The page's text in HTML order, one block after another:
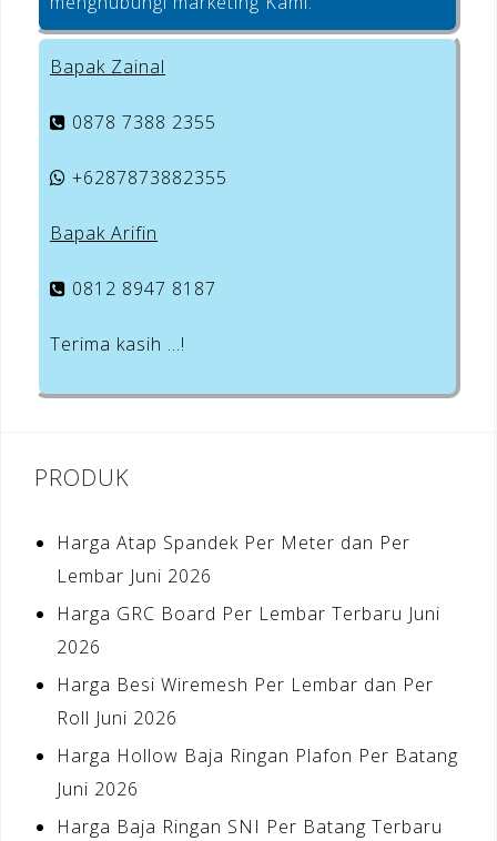
Bapak Zainal
0878 7388 2355
+6287873882355
Bapak Arifin
0812 8947 8187
Terima kasih …!
PRODUK
Harga Atap Spandek Per Meter dan Per
Lembar Juni 2026
Harga GRC Board Per Lembar Terbaru Juni
2026
Harga Besi Wiremesh Per Lembar dan Per
Roll Juni 2026
Harga Hollow Baja Ringan Plafon Per Batang
Juni 2026
Harga Baja Ringan SNI Per Batang Terbaru